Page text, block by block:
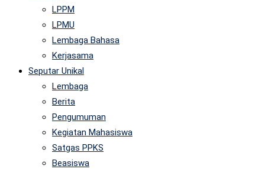
LPPM
LPMU
Lembaga Bahasa
Kerjasama
Seputar Unikal
Lembaga
Berita
Pengumuman
Kegiatan Mahasiswa
Satgas PPKS
Beasiswa